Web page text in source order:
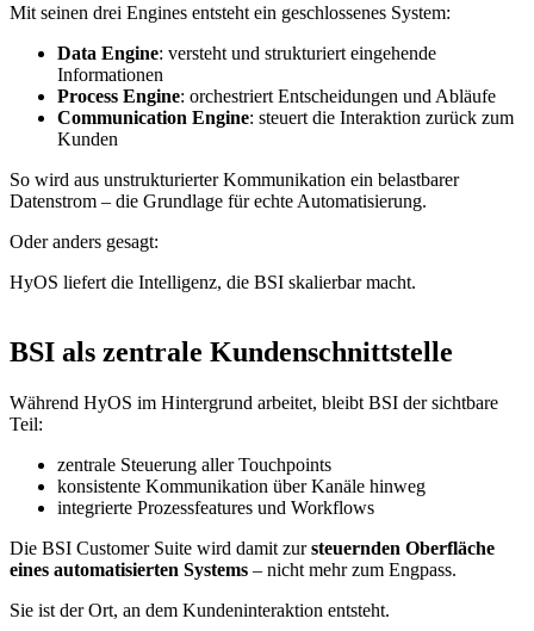
Mit seinen drei Engines entsteht ein geschlossenes System:
Data Engine: versteht und strukturiert eingehende
Informationen
Process Engine: orchestriert Entscheidungen und Abläufe
Communication Engine: steuert die Interaktion zurück zum
Kunden
So wird aus unstrukturierter Kommunikation ein belastbarer
Datenstrom – die Grundlage für echte Automatisierung.
Oder anders gesagt:
HyOS liefert die Intelligenz, die BSI skalierbar macht.
BSI als zentrale Kundenschnittstelle
Während HyOS im Hintergrund arbeitet, bleibt BSI der sichtbare
Teil:
zentrale Steuerung aller Touchpoints
konsistente Kommunikation über Kanäle hinweg
integrierte Prozessfeatures und Workflows
Die BSI Customer Suite wird damit zursteuernden Oberfläche
eines automatisierten Systems – nicht mehr zum Engpass.
Sie ist der Ort, an dem Kundeninteraktion entsteht.